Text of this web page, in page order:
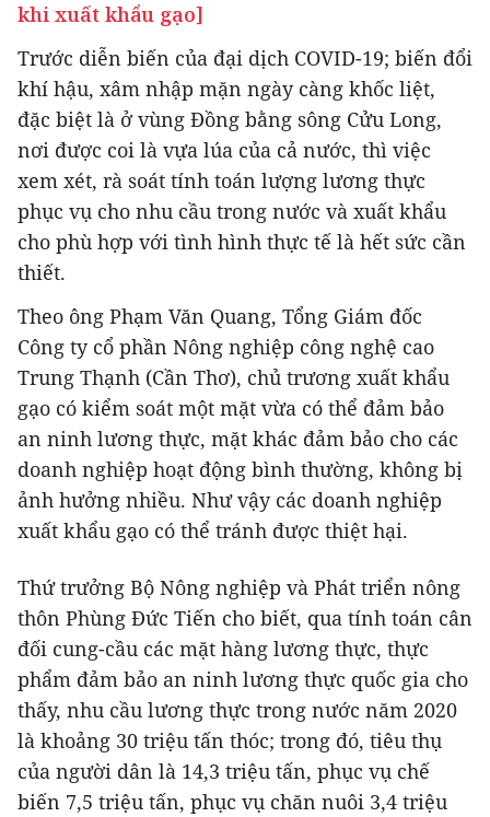
khi xuất khẩu gạo]
Trước diễn biến của đại dịch COVID-19; biến đổi
khí hậu, xâm nhập mặn ngày càng khốc liệt,
đặc biệt là ở vùng Đồng bằng sông Cửu Long,
nơi được coi là vựa lúa của cả nước, thì việc
xem xét, rà soát tính toán lượng lương thực
phục vụ cho nhu cầu trong nước và xuất khẩu
cho phù hợp với tình hình thực tế là hết sức cần
thiết.
Theo ông Phạm Văn Quang, Tổng Giám đốc
Công ty cổ phần Nông nghiệp công nghệ cao
Trung Thạnh (Cần Thơ), chủ trương xuất khẩu
gạo có kiểm soát một mặt vừa có thể đảm bảo
an ninh lương thực, mặt khác đảm bảo cho các
doanh nghiệp hoạt động bình thường, không bị
ảnh hưởng nhiều. Như vậy các doanh nghiệp
xuất khẩu gạo có thể tránh được thiệt hại.
Thứ trưởng Bộ Nông nghiệp và Phát triển nông
thôn Phùng Đức Tiến cho biết, qua tính toán cân
đối cung-cầu các mặt hàng lương thực, thực
phẩm đảm bảo an ninh lương thực quốc gia cho
thấy, nhu cầu lương thực trong nước năm 2020
là khoảng 30 triệu tấn thóc; trong đó, tiêu thụ
của người dân là 14,3 triệu tấn, phục vụ chế
biến 7,5 triệu tấn, phục vụ chăn nuôi 3,4 triệu